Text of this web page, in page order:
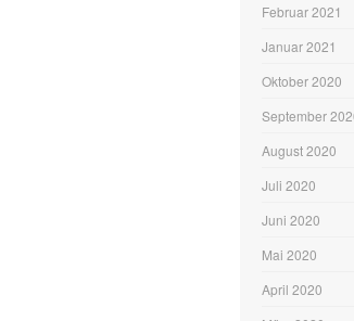
Februar 2021
Januar 2021
Oktober 2020
September
August 2020
Juli 2020
Juni 2020
Mai 2020
April 2020